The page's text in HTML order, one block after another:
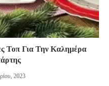
Τοπ Για Την Καλημέρα
2023